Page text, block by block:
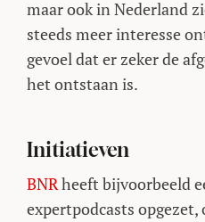
maar ook in Nederland
steeds meer interesse
gevoel dat er zeker de
het ontstaan is.
Initiatieven
BNRheeft bijvoorbeeld
expertpodcasts